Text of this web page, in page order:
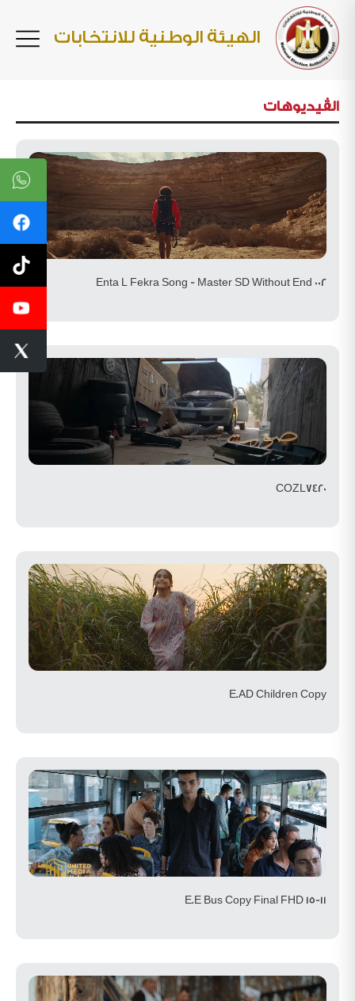
الهيئة الوطنية للانتخابات
الڤيديوهات
002 Enta L Fekra Song - Master SD Without End
COZL7420
E.AD Children Copy
E.E Bus Copy Final FHD 15-11